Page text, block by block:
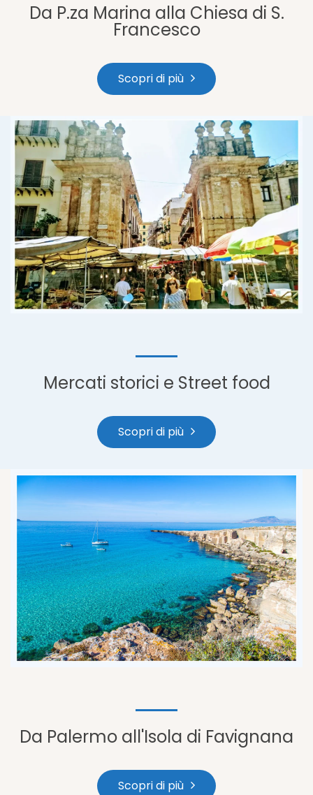
Da P.za Marina alla Chiesa di S.
Francesco
Scopri di più
Mercati storici e Street food
Scopri di più
Da Palermo all'Isola di Favignana
Scopri di più